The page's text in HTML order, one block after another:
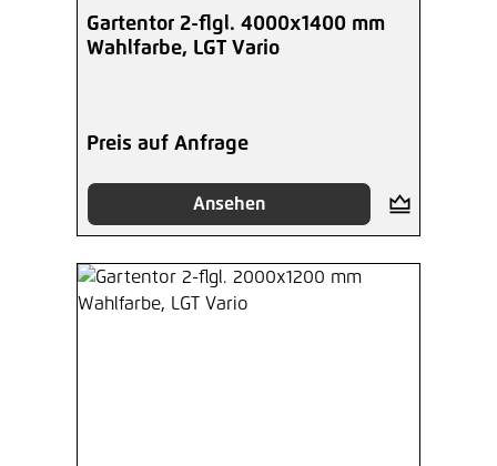
Gartentor 2-flgl. 4000x1400 mm
Wahlfarbe, LGT Vario
Preis auf Anfrage
Ansehen